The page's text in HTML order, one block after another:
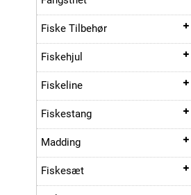
Fiske Tilbehør
Fiskehjul
Fiskeline
Fiskestang
Madding
Fiskesæt